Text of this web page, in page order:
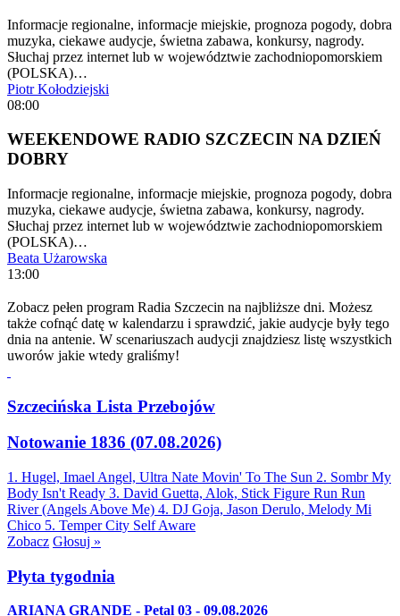
Informacje regionalne, informacje miejskie, prognoza pogody, dobra
muzyka, ciekawe audycje, świetna zabawa, konkursy, nagrody.
Słuchaj przez internet lub w województwie zachodniopomorskiem
(POLSKA)…
Piotr Kołodziejski
08:00
WEEKENDOWE RADIO SZCZECIN NA DZIEŃ
DOBRY
Informacje regionalne, informacje miejskie, prognoza pogody, dobra
muzyka, ciekawe audycje, świetna zabawa, konkursy, nagrody.
Słuchaj przez internet lub w województwie zachodniopomorskiem
(POLSKA)…
Beata Użarowska
13:00
Zobacz pełen program Radia Szczecin na najbliższe dni. Możesz
także cofnąć datę w kalendarzu i sprawdzić, jakie audycje były tego
dnia na antenie. W scenariuszach audycji znajdziesz listę wszystkich
uworów jakie wtedy graliśmy!
Szczecińska Lista Przebojów
Notowanie 1836 (07.08.2026)
1. Hugel, Imael Angel, Ultra Nate Movin' To The Sun 2. Sombr My
Body Isn't Ready 3. David Guetta, Alok, Stick Figure Run Run
River (Angels Above Me) 4. DJ Goja, Jason Derulo, Melody Mi
Chico 5. Temper City Self Aware
Zobacz Głosuj »
Płyta tygodnia
ARIANA GRANDE - Petal 03 - 09.08.2026